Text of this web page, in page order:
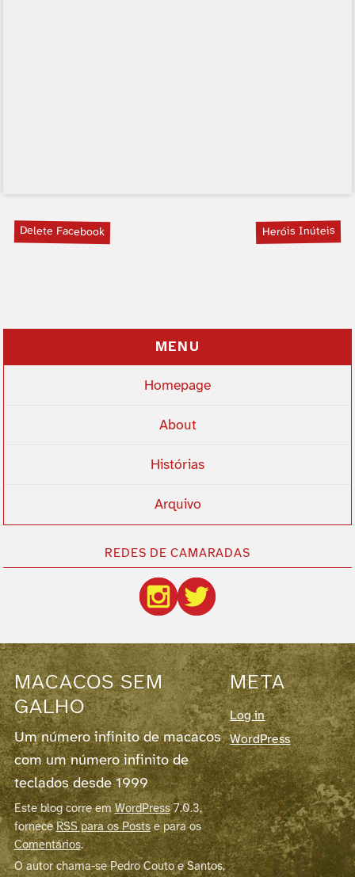
Delete Facebook Heróis Inúteis
MENU
Homepage
About
Histórias
Arquivo
REDES DE CAMARADAS
MACACOS SEM
GALHO
Um número infinito de macacos
com um número infinito de
teclados desde 1999
Este blog corre emWordPress7.0.3,
forneceRSS para os Postse para os
Comentários.
O autor chama-se Pedro Couto e Santos,
META
Log in
WordPress